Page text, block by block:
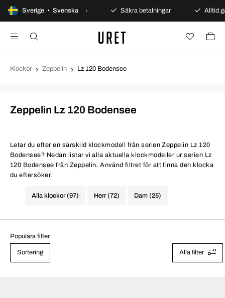
Sverige • Svenska
100 dagars öppet köp Säkra betalningar Alltid
Klockor Zeppelin Lz 120 Bodensee
Zeppelin Lz 120 Bodensee
Letar du efter en särskild klockmodell från serien Zeppelin Lz 120
Bodensee? Nedan listar vi alla aktuella klockmodeller ur serien Lz
120 Bodensee från Zeppelin. Använd filtret för att finna den klocka
du eftersöker.
Alla klockor (97) Herr (72) Dam (25)
Populära filter
Sortering Alla filter